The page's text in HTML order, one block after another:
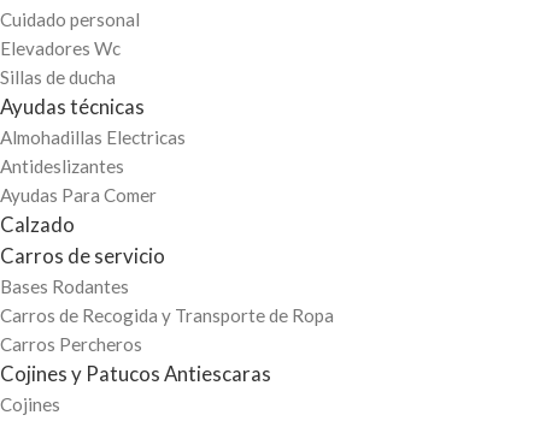
Cuidado personal
Elevadores Wc
Sillas de ducha
Ayudas técnicas
Almohadillas Electricas
Antideslizantes
Ayudas Para Comer
Calzado
Carros de servicio
Bases Rodantes
Carros de Recogida y Transporte de Ropa
Carros Percheros
Cojines y Patucos Antiescaras
Cojines